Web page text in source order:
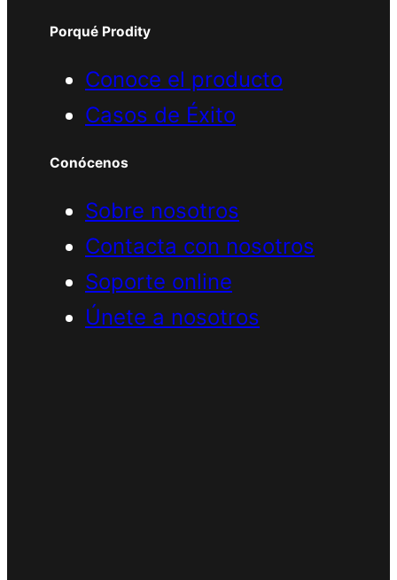
Porqué Prodity
Conoce el producto
Casos de Éxito
Conócenos
Sobre nosotros
Contacta con nosotros
Soporte online
Únete a nosotros